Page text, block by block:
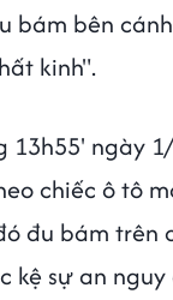
bám bên
kinh".
13h55' ngày
chiếc ô tô
đu bám trên
kệ sự an